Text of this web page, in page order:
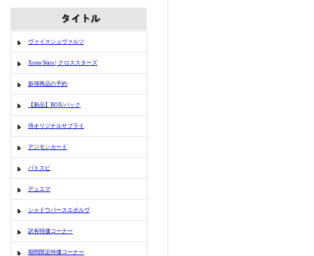
ヴァイスシュヴァルツ
Xross Stars | クロススターズ
新弾商品の予約
【新品】BOX/パック
侍オリジナルサプライ
デジモンカード
バトスピ
デュエマ
シャドウバースエボルヴ
訳有特価コーナー
期間限定特価コーナー